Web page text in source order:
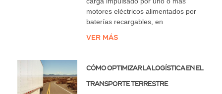
motores eléctricos alimentados por
baterías recargables, en
Ver más
Cómo Optimizar la Logística en el
Transporte Terrestre